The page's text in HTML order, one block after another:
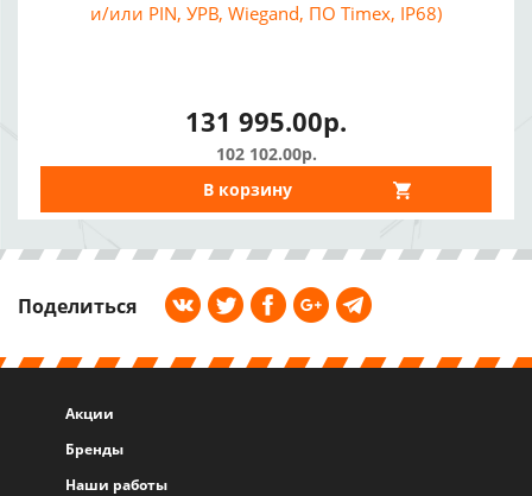
и/или PIN, УРВ, Wiegand, ПО Timex, IP68)
131 995.00р.
102 102.00р.
В корзину
Поделиться
Акции
Бренды
Наши работы